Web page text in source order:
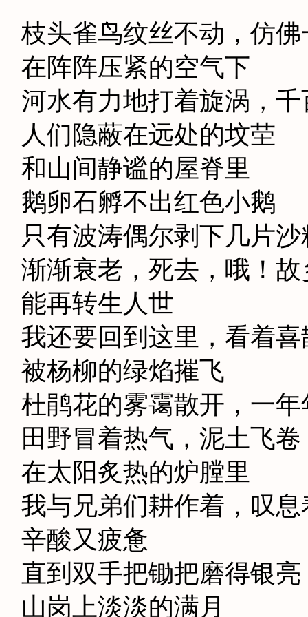
枝头雀鸟纹丝不动，仿
在阵阵压紧的空气下
河水有力地打着旋涡，
人们隐蔽在远处的坟茔
和山间静谧的屋脊里
鹅卵石孵不出红色小鹅
只有波涛偶尔剥下几片
渐渐衰老，死去，哦！
能再转生人世
我还要回到这里，看着
被杨柳的绿焰摧飞
杜鹃花的雾霭散开，一年
田野冒着热气，泥土飞卷
在太阳炙热的炉膛里
我与兄弟们耕作着，叹
辛酸又疲惫
直到双手把锄把磨得银亮
山岗上淡淡的满月